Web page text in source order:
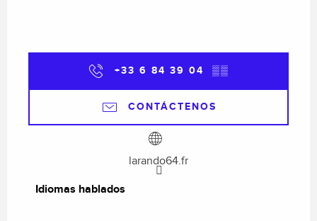
+33 6 84 39 04 ▒▒
CONTÁCTENOS
larando64.fr
Idiomas hablados
Idiomas hablados